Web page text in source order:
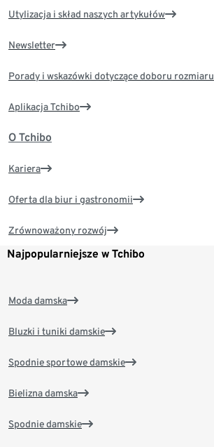
Utylizacja i skład naszych artykułów
Newsletter
Porady i wskazówki dotyczące doboru rozmiaru
Aplikacja Tchibo
O Tchibo
Kariera
Oferta dla biur i gastronomii
Zrównoważony rozwój
Najpopularniejsze w Tchibo
Moda damska
Bluzki i tuniki damskie
Spodnie sportowe damskie
Bielizna damska
Spodnie damskie